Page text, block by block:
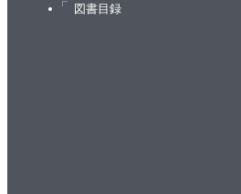
4－12 課題は何か－電
図書目録